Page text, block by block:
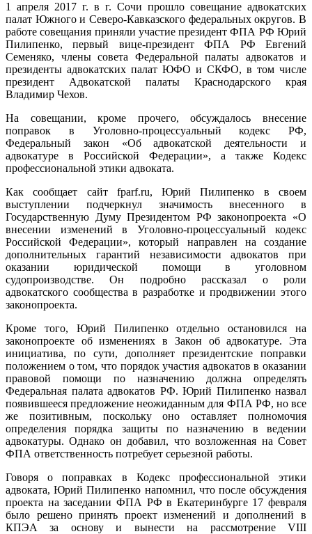
1 апреля 2017 г. в г. Сочи прошло совещание адвокатских
палат Южного и Северо-Кавказского федеральных округов. В
работе совещания приняли участие президент ФПА РФ Юрий
Пилипенко, первый вице-президент ФПА РФ Евгений
Семеняко, члены совета Федеральной палаты адвокатов и
президенты адвокатских палат ЮФО и СКФО, в том числе
президент Адвокатской палаты Краснодарского края
Владимир Чехов.
На совещании, кроме прочего, обсуждалось внесение
поправок в Уголовно-процессуальный кодекс РФ,
Федеральный закон «Об адвокатской деятельности и
адвокатуре в Российской Федерации», а также Кодекс
профессиональной этики адвоката.
Как сообщает сайт fparf.ru, Юрий Пилипенко в своем
выступлении подчеркнул значимость внесенного в
Государственную Думу Президентом РФ законопроекта «О
внесении изменений в Уголовно-процессуальный кодекс
Российской Федерации», который направлен на создание
дополнительных гарантий независимости адвокатов при
оказании юридической помощи в уголовном
судопроизводстве. Он подробно рассказал о роли
адвокатского сообщества в разработке и продвижении этого
законопроекта.
Кроме того, Юрий Пилипенко отдельно остановился на
законопроекте об изменениях в Закон об адвокатуре. Эта
инициатива, по сути, дополняет президентские поправки
положением о том, что порядок участия адвокатов в оказании
правовой помощи по назначению должна определять
Федеральная палата адвокатов РФ. Юрий Пилипенко назвал
появившееся предложение неожиданным для ФПА РФ, но все
же позитивным, поскольку оно оставляет полномочия
определения порядка защиты по назначению в ведении
адвокатуры. Однако он добавил, что возложенная на Совет
ФПА ответственность потребует серьезной работы.
Говоря о поправках в Кодекс профессиональной этики
адвоката, Юрий Пилипенко напомнил, что после обсуждения
проекта на заседании ФПА РФ в Екатеринбурге 17 февраля
было решено принять проект изменений и дополнений в
КПЭА за основу и вынести на рассмотрение VIII